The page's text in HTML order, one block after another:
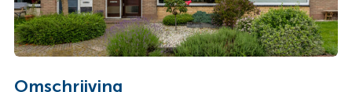
Omschrijving